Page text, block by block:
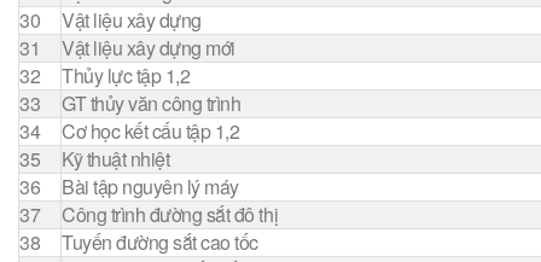
30
Vật liệu xây dựng
31
Vật liệu xây dựng mới
32
Thủy lực tập 1,2
33
GT thủy văn công trình
34
Cơ học kết cấu tập 1,2
35
Kỹ thuật nhiệt
36
Bài tập nguyên lý máy
37
Công trình đường sắt đô thị
38
Tuyến đường sắt cao tốc